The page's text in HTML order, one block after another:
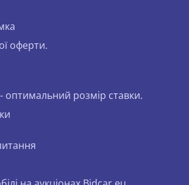
оферти.
оптимальний розмір ставки.